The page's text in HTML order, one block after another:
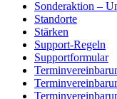
Sonderaktion –
Standorte
Stärken
Support-Regeln
Supportformular